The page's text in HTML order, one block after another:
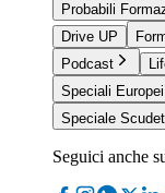
Probabili
Drive UP
Podcast
Speciali Europei
Speciale
Seguici anche